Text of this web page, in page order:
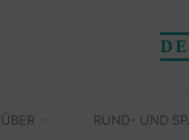
ÜBER RUND- UND